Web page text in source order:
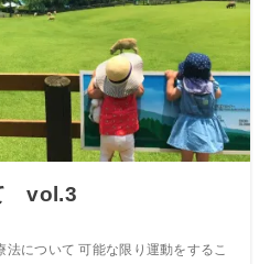
vol.3
について 可能な限り運動をするこ